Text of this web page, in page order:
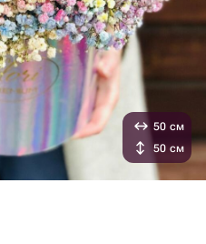
50 см
50 см